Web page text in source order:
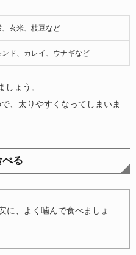
玄米、枝豆など
ド、カレイ、ウナギなど
しょう。
、太りやすくなってしまいま
る
に、よく噛んで食べましょ